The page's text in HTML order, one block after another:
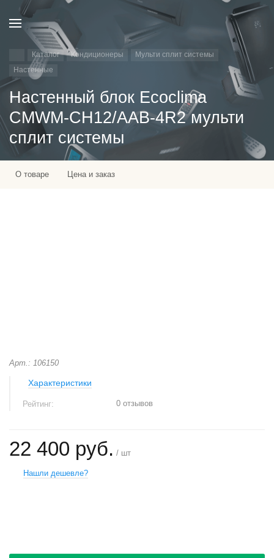
Каталог Кондиционеры
Мульти сплит системы
Настенные
Настенный блок Ecoclima
CMWM-CH12/AAB-4R2 мульти
сплит системы
О товаре Цена и заказ
Арт.: 106150
Характеристики
Рейтинг: 0 отзывов
22 400 руб. / шт
Нашли дешевле?